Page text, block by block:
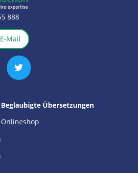
888
Mail
Beglaubigte Übersetzungen
Onlineshop